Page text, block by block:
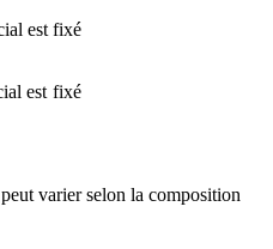
est fixé
est fixé
varier selon la composition